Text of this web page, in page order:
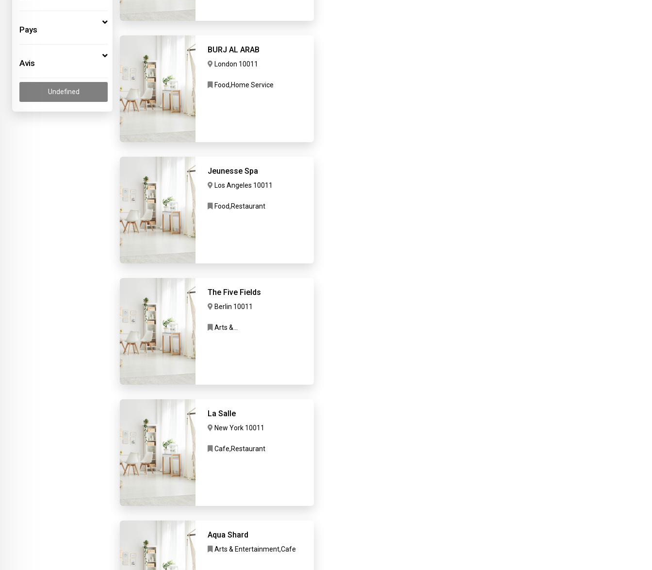
Pays
Avis
Undefined
BURJ AL ARAB
London 10011
Food,Home Service
Jeunesse Spa
Los Angeles 10011
Food,Restaurant
The Five Fields
Berlin 10011
Arts &
La Salle
New York 10011
Cafe,Restaurant
Aqua Shard
Arts & Entertainment,Cafe